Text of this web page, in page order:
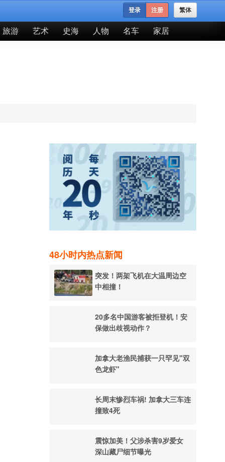
繁体
登录 注册
旅游 艺术 史海 人物 名车 家居
48小时内热点新闻
突发！两架飞机在大温周边空
中相撞！
20多名中国游客被拒登机！安
保做出歧视动作？
加拿大老渔民捕获一只罕见"双
色龙虾"
长周末惨烈车祸! 加拿大三车连
撞致4死
震惊加美！父涉杀害9岁爱女
深山藏尸细节曝光